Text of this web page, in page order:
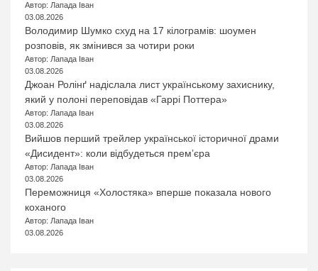
Автор: Лапада Іван
03.08.2026
Володимир Шумко схуд на 17 кілограмів: шоумен
розповів, як змінився за чотири роки
Автор: Лапада Іван
03.08.2026
Джоан Ролінґ надіслала лист українському захиснику,
який у полоні переповідав «Гаррі Поттера»
Автор: Лапада Іван
03.08.2026
Вийшов перший трейлер української історичної драми
«Дисидент»: коли відбудеться прем’єра
Автор: Лапада Іван
03.08.2026
Переможниця «Холостяка» вперше показала нового
коханого
Автор: Лапада Іван
03.08.2026